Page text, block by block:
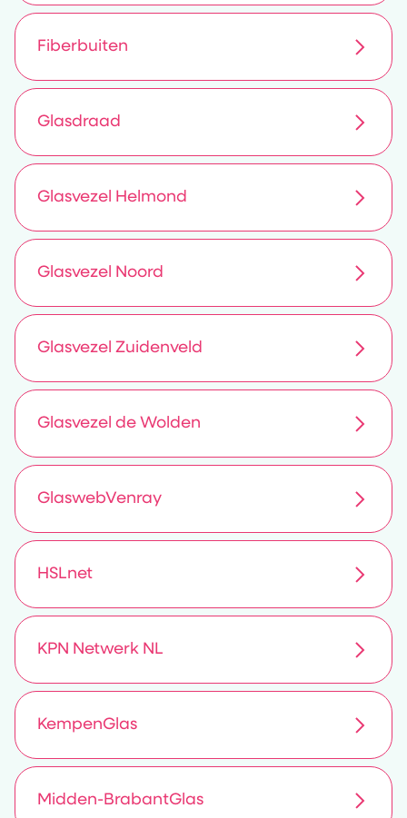
Fiberbuiten
Glasdraad
Glasvezel Helmond
Glasvezel Noord
Glasvezel Zuidenveld
Glasvezel de Wolden
GlaswebVenray
HSLnet
KPN Netwerk NL
KempenGlas
Midden-BrabantGlas